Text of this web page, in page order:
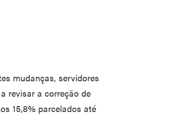
mudanças, servidores
revisar a correção de
15,8% parcelados até